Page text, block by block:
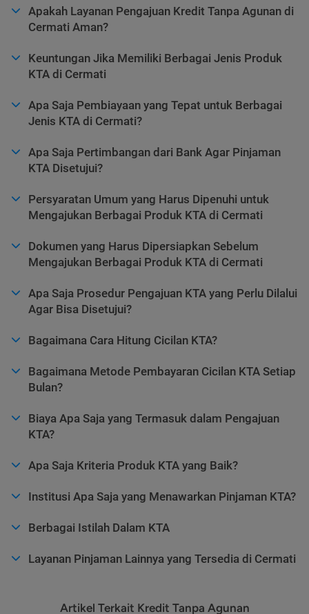
Apakah Layanan Pengajuan Kredit Tanpa Agunan di
Cermati Aman?
Keuntungan Jika Memiliki Berbagai Jenis Produk
KTA di Cermati
Apa Saja Pembiayaan yang Tepat untuk Berbagai
Jenis KTA di Cermati?
Apa Saja Pertimbangan dari Bank Agar Pinjaman
KTA Disetujui?
Persyaratan Umum yang Harus Dipenuhi untuk
Mengajukan Berbagai Produk KTA di Cermati
Dokumen yang Harus Dipersiapkan Sebelum
Mengajukan Berbagai Produk KTA di Cermati
Apa Saja Prosedur Pengajuan KTA yang Perlu Dilalui
Agar Bisa Disetujui?
Bagaimana Cara Hitung Cicilan KTA?
Bagaimana Metode Pembayaran Cicilan KTA Setiap
Bulan?
Biaya Apa Saja yang Termasuk dalam Pengajuan
KTA?
Apa Saja Kriteria Produk KTA yang Baik?
Institusi Apa Saja yang Menawarkan Pinjaman KTA?
Berbagai Istilah Dalam KTA
Layanan Pinjaman Lainnya yang Tersedia di Cermati
Artikel Terkait Kredit Tanpa Agunan